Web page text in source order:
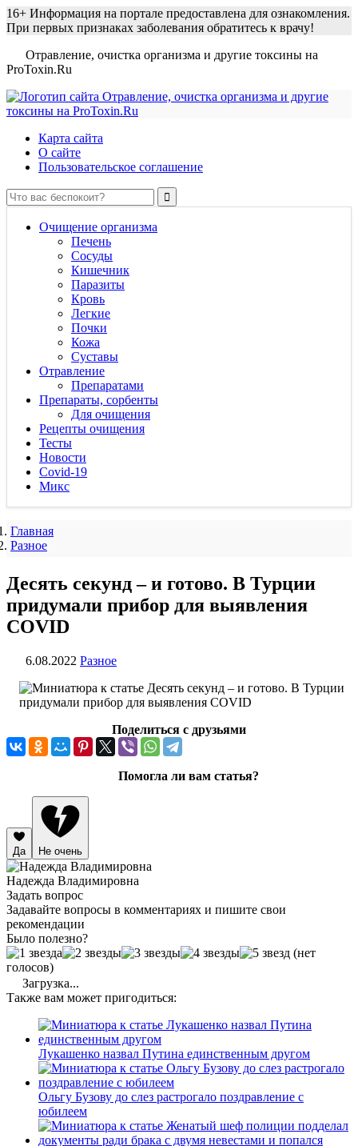
16+ Информация на портале предоставлена для ознакомления.
При первых признаках заболевания обратитесь к врачу!
Отравление, очистка организма и другие токсины на
ProToxin.Ru
Карта сайта
О сайте
Пользовательское соглашение
Очищение организма
Печень
Сосуды
Кишечник
Паразиты
Кровь
Легкие
Почки
Кожа
Суставы
Отравление
Препаратами
Препараты, сорбенты
Для очищения
Рецепты очищения
Тесты
Новости
Covid-19
Микс
Главная
Разное
Десять секунд – и готово. В Турции
придумали прибор для выявления
COVID
6.08.2022 Разное
Поделиться с друзьями
Помогла ли вам статья?
Да Не очень
Надежда Владимировна
Задать вопрос
Задавайте вопросы в комментариях и пишите свои
рекомендации
Было полезно?
(нет
голосов)
Загрузка...
Также вам может пригодиться:
Лукашенко назвал Путина единственным другом
Ольгу Бузову до слез растрогало поздравление с
юбилеем